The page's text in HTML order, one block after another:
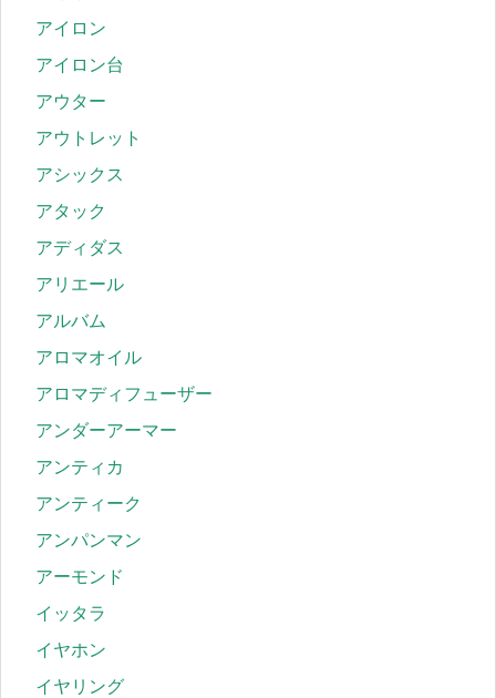
アイロン
アイロン台
アウター
アウトレット
アシックス
アタック
アディダス
アリエール
アルバム
アロマオイル
アロマディフューザー
アンダーアーマー
アンティカ
アンティーク
アンパンマン
アーモンド
イッタラ
イヤホン
イヤリング